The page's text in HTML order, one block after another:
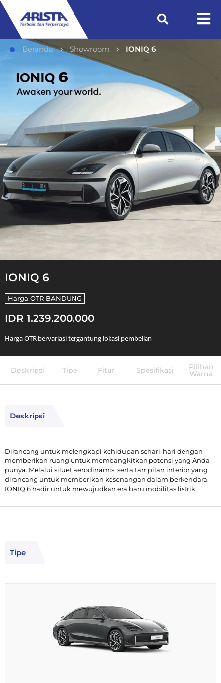
Beranda Showroom IONIQ 6
IONIQ 6
Harga OTR BANDUNG
IDR 1.239.200.000
Harga OTR bervariasi tergantung lokasi pembelian
Deskripsi Tipe Fitur Spesifikasi Pilihan
Warna
Deskripsi
Dirancang untuk melengkapi kehidupan sehari-hari dengan
memberikan ruang untuk membangkitkan potensi yang Anda
punya. Melalui siluet aerodinamis, serta tampilan interior yang
dirancang untuk memberikan kesenangan dalam berkendara.
IONIQ 6 hadir untuk mewujudkan era baru mobilitas listrik.
Tipe